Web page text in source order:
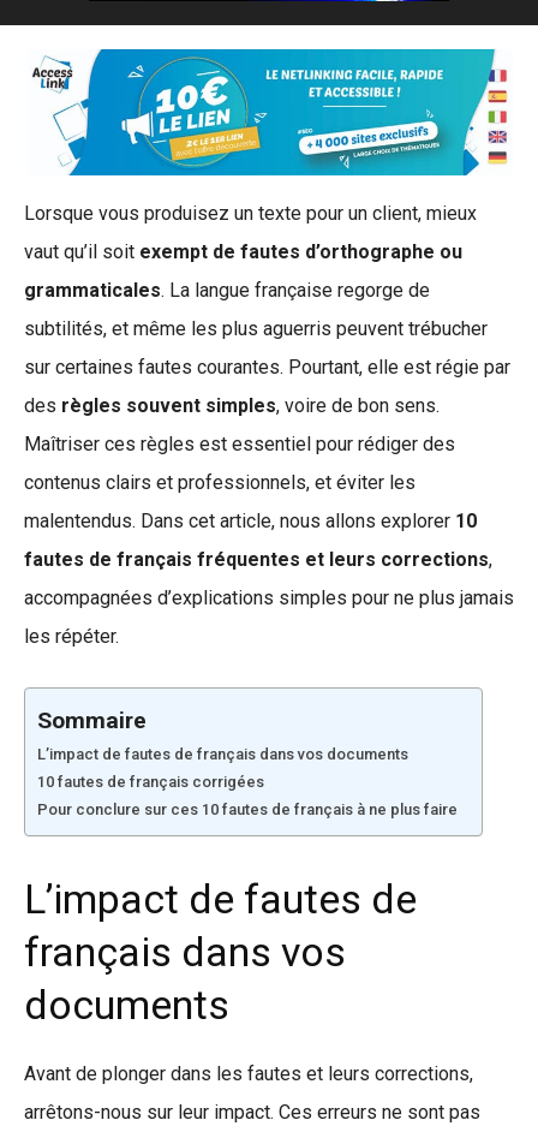
Lorsque vous produisez un texte pour un client, mieux
vaut qu’il soit exempt de fautes d’orthographe ou
grammaticales. La langue française regorge de
subtilités, et même les plus aguerris peuvent trébucher
sur certaines fautes courantes. Pourtant, elle est régie par
des règles souvent simples, voire de bon sens.
Maîtriser ces règles est essentiel pour rédiger des
contenus clairs et professionnels, et éviter les
malentendus. Dans cet article, nous allons explorer 10
fautes de français fréquentes et leurs corrections,
accompagnées d’explications simples pour ne plus jamais
les répéter.
Sommaire
L’impact de fautes de français dans vos documents
10 fautes de français corrigées
Pour conclure sur ces 10 fautes de français à ne plus faire
L’impact de fautes de
français dans vos
documents
Avant de plonger dans les fautes et leurs corrections,
arrêtons-nous sur leur impact. Ces erreurs ne sont pas